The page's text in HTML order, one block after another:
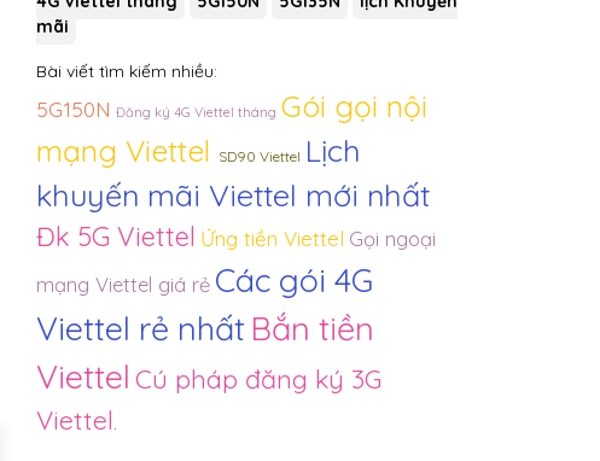
mãi
Bài viết tìm kiếm nhiều:
5G150N Đăng ký 4G Viettel tháng Gói gọi nội
mạng Viettel SD90 Viettel Lịch
khuyến mãi Viettel mới nhất
Đk 5G Viettel Ứng tiền Viettel Gọi ngoại
mạng Viettel giá rẻ Các gói 4G
Viettel rẻ nhất Bắn tiền
Viettel Cú pháp đăng ký 3G
Viettel.